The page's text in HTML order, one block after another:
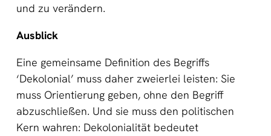
und zu verändern.
Ausblick
Eine gemeinsame Definition des Begriffs
‘Dekolonial’ muss daher zweierlei leisten: Sie
muss Orientierung geben, ohne den Begriff
abzuschließen. Und sie muss den politischen
Kern wahren: Dekolonialität bedeutet